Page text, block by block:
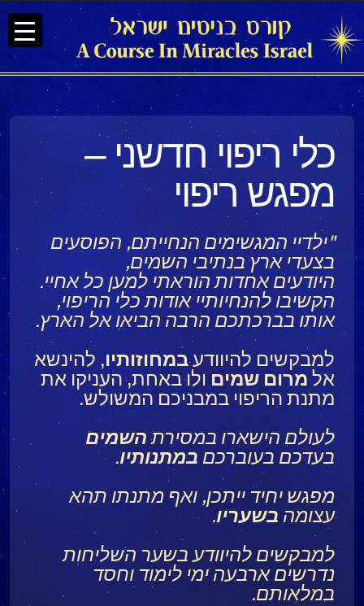
כלי ריפוי חדשני –
מפגש ריפוי
"ילדיי המגשימים הנחייתם, הפוסעים
בצעדי ארץ בנתיבי השמים,
היודעים אחדות הוראתי למען כל אחיי.
הקשיבו להנחיותיי אודות כלי הריפוי,
אותו בברכתכם הרבה הביאו אל הארץ.
למבקשים להיוודעבמחוזותיו, להינשא
אל מרום שמיםולו באחת, העניקו את
מתנת הריפוי במבניכם המשולש.
לעולם הישארו במסירתהשמים
בעדכם בעוברכם במתנותיו.
מפגש יחיד ייתכן, ואף מתנתו תהא
עצומה בשעריו.
למבקשים להיוודע בשער השליחות
נדרשים ארבעה ימי לימוד וחסד
במלאותם.